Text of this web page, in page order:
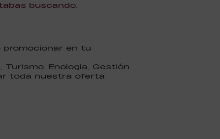
buscando.
en tu
Enología, Gestión
toda nuestra oferta